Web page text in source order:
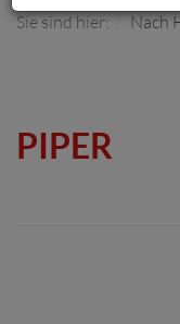
Sie sind hier: Nach
PIPER